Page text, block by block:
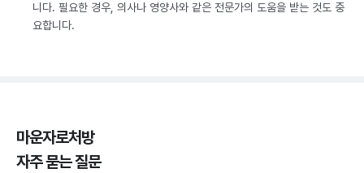
니다. 필요한 경우, 의사나 영양사와 같은 전문가의 도움을 받는 것도 중
요합니다.
마운자로처방
자주 묻는 질문